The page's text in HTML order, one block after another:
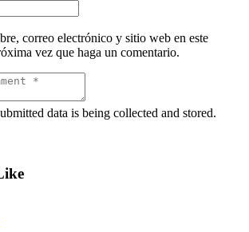
correo electrónico y sitio web en este
vez que haga un comentario.
data is being collected and stored.